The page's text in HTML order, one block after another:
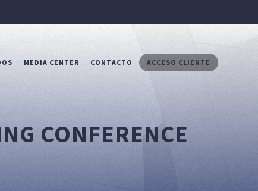
MEDIA CENTER CONTACTO ACCESO CLIENTE
CONFERENCE